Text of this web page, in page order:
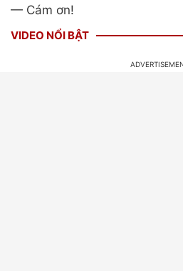
— Cám ơn!
VIDEO NỔI BẬT